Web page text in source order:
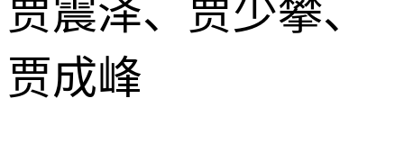
贾震泽、贾少攀、
贾成峰